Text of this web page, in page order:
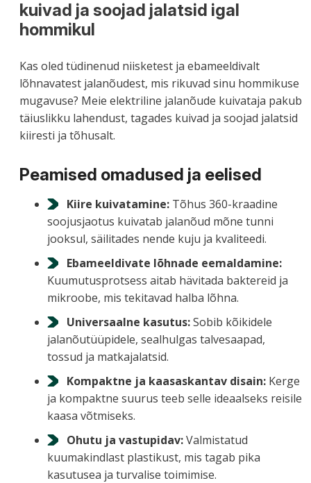
kuivad ja soojad jalatsid igal
hommikul
Kas oled tüdinenud niisketest ja ebameeldivalt
lõhnavatest jalanõudest, mis rikuvad sinu hommikuse
mugavuse? Meie elektriline jalanõude kuivataja pakub
täiuslikku lahendust, tagades kuivad ja soojad jalatsid
kiiresti ja tõhusalt.
Peamised omadused ja eelised
Kiire kuivatamine: Tõhus 360-kraadine
soojusjaotus kuivatab jalanõud mõne tunni
jooksul, säilitades nende kuju ja kvaliteedi.
Ebameeldivate lõhnade eemaldamine:
Kuumutusprotsess aitab hävitada baktereid ja
mikroobe, mis tekitavad halba lõhna.
Universaalne kasutus:Sobib kõikidele
jalanõutüüpidele, sealhulgas talvesaapad,
tossud ja matkajalatsid.
Kompaktne ja kaasaskantav disain: Kerge
ja kompaktne suurus teeb selle ideaalseks reisile
kaasa võtmiseks.
Ohutu ja vastupidav:Valmistatud
kuumakindlast plastikust, mis tagab pika
kasutusea ja turvalise toimimise.